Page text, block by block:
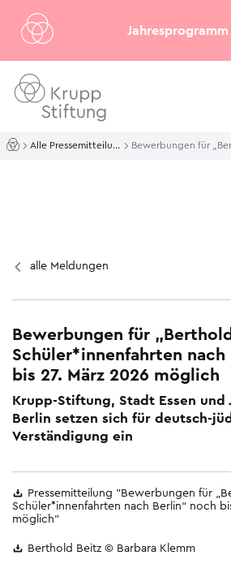
Alle Pressemitteilungen
alle Meldungen
Bewerbungen für
Schüler*innenfahrten nach
bis 27. März 2026 möglich
Krupp-Stiftung, Stadt Essen und
Berlin setzen sich für deutsch-
Verständigung ein
Pressemitteilung "Bewerbungen für
Schüler*innenfahrten nach Berlin“ noch
möglich"
Berthold Beitz © Barbara Klemm